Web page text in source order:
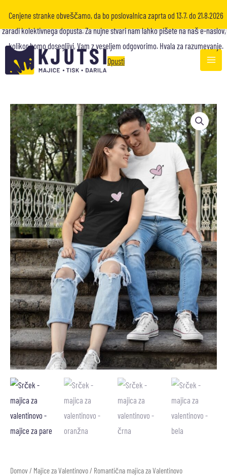
Cenjene stranke obveščamo, da bo poslovalnica zaprta od 13.7. do 21.8.2026
zaradi kolektivnega dopusta. Za nujne stvari nam lahko pišete na naš e-naslov,
kolikor bomo dosegljivi, Vam z veseljem odgovorimo. Hvala za razumevanje.
Opusti
Domov/ Majice za Valentinovo/ Romantična majica za Valentinovo